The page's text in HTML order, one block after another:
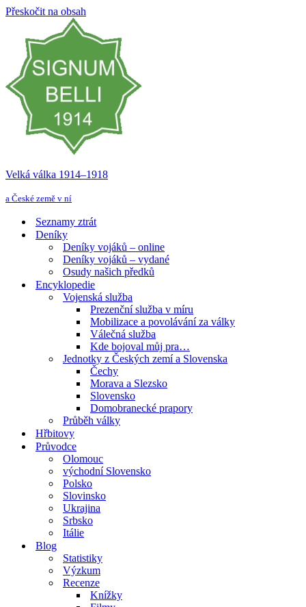
Přeskočit na obsah
Velká válka 1914–⁠⁠⁠⁠⁠⁠1918
a České země v ní
Seznamy ztrát
Deníky
Deníky vojáků – online
Deníky vojáků – vydané
Osudy našich předků
Encyklopedie
Vojenská služba
Prezenční služba v míru
Mobilizace a povolávání za války
Válečná služba
Kde bojoval můj pra…
Jednotky z Českých zemí a Slovenska
Čechy
Morava a Slezsko
Slovensko
Domobranecké prapory
Průběh války
Hřbitovy
Průvodce
Olomouc
východní Slovensko
Polsko
Slovinsko
Ukrajina
Srbsko
Itálie
Blog
Statistiky
Výzkum
Recenze
Knížky